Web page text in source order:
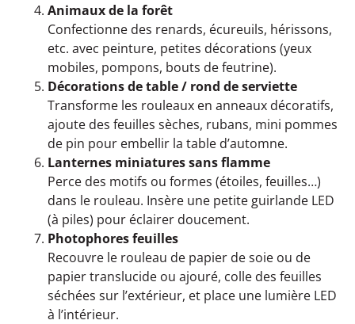
Animaux de la forêt
Confectionne des renards, écureuils, hérissons,
etc. avec peinture, petites décorations (yeux
mobiles, pompons, bouts de feutrine).
Décorations de table / rond de serviette
Transforme les rouleaux en anneaux décoratifs,
ajoute des feuilles sèches, rubans, mini pommes
de pin pour embellir la table d’automne.
Lanternes miniatures sans flamme
Perce des motifs ou formes (étoiles, feuilles…)
dans le rouleau. Insère une petite guirlande LED
(à piles) pour éclairer doucement.
Photophores feuilles
Recouvre le rouleau de papier de soie ou de
papier translucide ou ajouré, colle des feuilles
séchées sur l’extérieur, et place une lumière LED
à l’intérieur.